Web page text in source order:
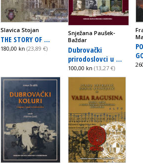
Slavica Stojan
THE STORY OF ...
180,00 kn (23,89 €)
Snježana Paušek-
Baždar
Dubrovački
prirodoslovci u ...
100,00 kn (13,27 €)